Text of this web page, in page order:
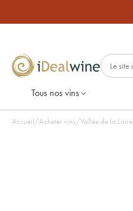
Tous nos vins
Accueil/Acheter vins/Vallée de la Loire